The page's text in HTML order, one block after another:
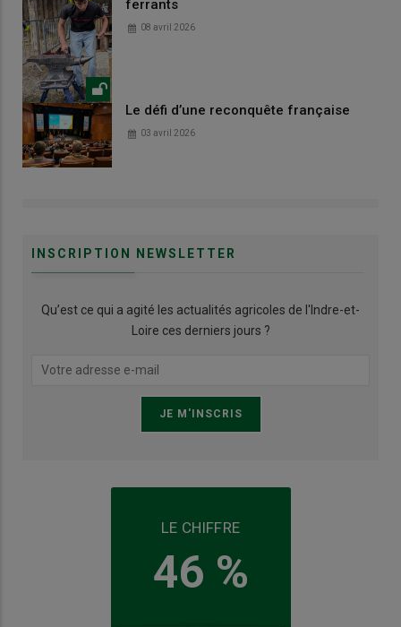
ferrants
08 avril 2026
Le défi d’une reconquête française
03 avril 2026
INSCRIPTION NEWSLETTER
Qu’est ce qui a agité les actualités agricoles de l'Indre-et-
Loire ces derniers jours ?
LE CHIFFRE
46 %